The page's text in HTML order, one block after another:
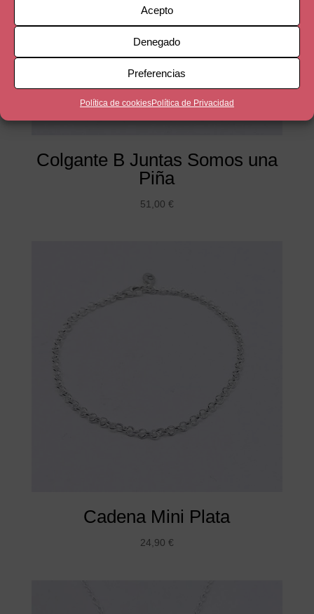
Acepto
Denegado
Preferencias
Política de cookiesPolítica de Privacidad
Colgante B Juntas Somos una
Piña
51,00 €
Cadena Mini Plata
24,90 €